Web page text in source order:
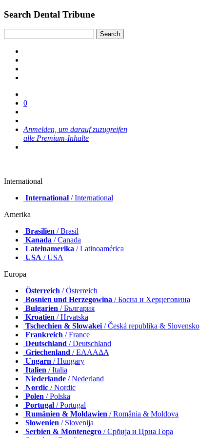
Search Dental Tribune
0
Anmelden, um darauf zuzugreifen
alle Premium-Inhalte
International
International / International
Amerika
Brasilien / Brasil
Kanada / Canada
Lateinamerika / Latinoamérica
USA / USA
Europa
Österreich / Österreich
Bosnien und Herzegowina / Босна и Херцеговина
Bulgarien / България
Kroatien / Hrvatska
Tschechien & Slowakei/ Česká republika & Slovensko
Frankreich / France
Deutschland / Deutschland
Griechenland / ΕΛΛΑΔΑ
Ungarn / Hungary
Italien / Italia
Niederlande / Nederland
Nordic / Nordic
Polen / Polska
Portugal / Portugal
Rumänien & Moldawien / România & Moldova
Slowenien / Slovenija
Serbien & Montenegro / Србија и Црна Гора